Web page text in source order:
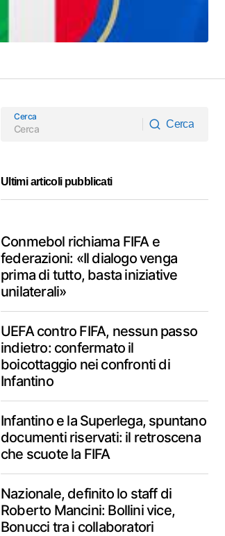
Cerca
Cerca
Ultimi articoli pubblicati
Conmebol richiama FIFA e
federazioni: «Il dialogo venga
prima di tutto, basta iniziative
unilaterali»
UEFA contro FIFA, nessun passo
indietro: confermato il
boicottaggio nei confronti di
Infantino
Infantino e la Superlega, spuntano
documenti riservati: il retroscena
che scuote la FIFA
Nazionale, definito lo staff di
Roberto Mancini: Bollini vice,
Bonucci tra i collaboratori